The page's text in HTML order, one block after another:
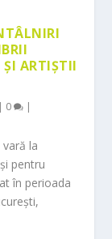
ȘI ARTIȘTII
| 0 |
la
pentru
în perioada